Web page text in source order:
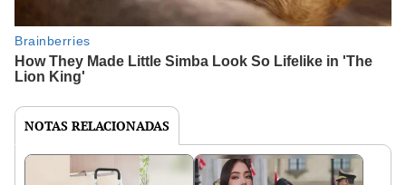
NOTAS RELACIONADAS